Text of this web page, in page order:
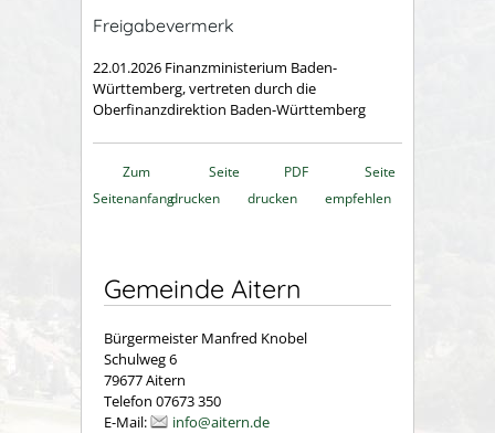
Freigabevermerk
22.01.2026 Finanzministerium Baden-
Württemberg, vertreten durch die
Oberfinanzdirektion Baden-Württemberg
Zum
Seitenanfang
Seite
drucken
PDF
drucken
Seite
empfehlen
Gemeinde Aitern
Bürgermeister Manfred Knobel
Schulweg 6
79677 Aitern
Telefon 07673 350
E-Mail:
info@aitern.de